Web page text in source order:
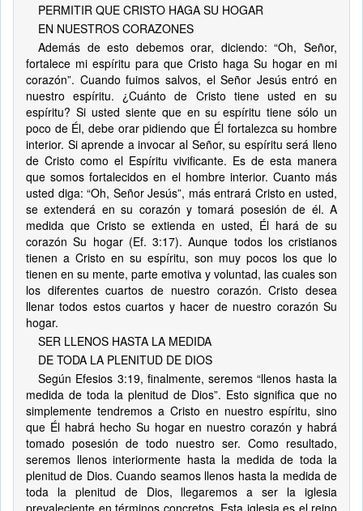
PERMITIR QUE CRISTO HAGA SU HOGAR
EN NUESTROS CORAZONES
Además de esto debemos orar, diciendo: “Oh, Señor,
fortalece mi espíritu para que Cristo haga Su hogar en mi
corazón”. Cuando fuimos salvos, el Señor Jesús entró en
nuestro espíritu. ¿Cuánto de Cristo tiene usted en su
espíritu? Si usted siente que en su espíritu tiene sólo un
poco de Él, debe orar pidiendo que Él fortalezca su hombre
interior. Si aprende a invocar al Señor, su espíritu será lleno
de Cristo como el Espíritu vivificante. Es de esta manera
que somos fortalecidos en el hombre interior. Cuanto más
usted diga: “Oh, Señor Jesús”, más entrará Cristo en usted,
se extenderá en su corazón y tomará posesión de él. A
medida que Cristo se extienda en usted, Él hará de su
corazón Su hogar (Ef. 3:17). Aunque todos los cristianos
tienen a Cristo en su espíritu, son muy pocos los que lo
tienen en su mente, parte emotiva y voluntad, las cuales son
los diferentes cuartos de nuestro corazón. Cristo desea
llenar todos estos cuartos y hacer de nuestro corazón Su
hogar.
SER LLENOS HASTA LA MEDIDA
DE TODA LA PLENITUD DE DIOS
Según Efesios 3:19, finalmente, seremos “llenos hasta la
medida de toda la plenitud de Dios”. Esto significa que no
simplemente tendremos a Cristo en nuestro espíritu, sino
que Él habrá hecho Su hogar en nuestro corazón y habrá
tomado posesión de todo nuestro ser. Como resultado,
seremos llenos interiormente hasta la medida de toda la
plenitud de Dios. Cuando seamos llenos hasta la medida de
toda la plenitud de Dios, llegaremos a ser la iglesia
prevaleciente en términos concretos. Esta iglesia es el reino